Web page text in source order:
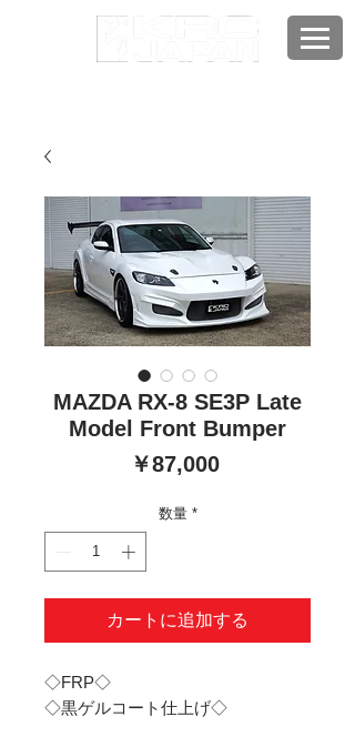
MAZDA RX-8 SE3P Late
Model Front Bumper
￥87,000価
数量 *
カートに追加する
◇FRP◇
◇黒ゲルコート仕上げ◇